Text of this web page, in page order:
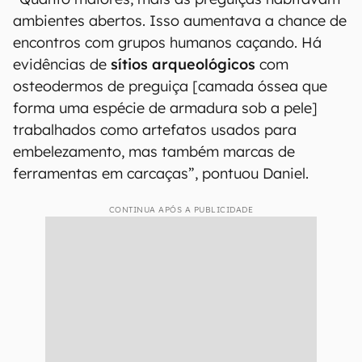
ambientes abertos. Isso aumentava a chance de
encontros com grupos humanos caçando. Há
evidências de sítios arqueológicos com
osteodermos de preguiça [camada óssea que
forma uma espécie de armadura sob a pele]
trabalhados como artefatos usados para
embelezamento, mas também marcas de
ferramentas em carcaças”, pontuou Daniel.
CONTINUA APÓS A PUBLICIDADE